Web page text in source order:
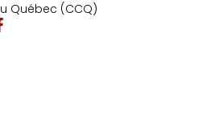
Québec (CCQ)